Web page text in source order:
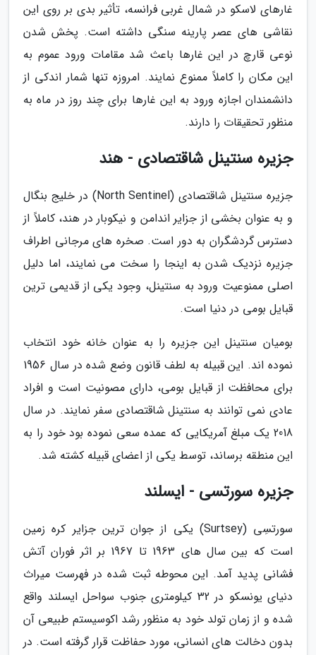
غارهای لاسکو در شمال غربی فرانسه، تأثیر بدی بر روی این
نقاشی های عصر پارینه سنگی داشته است. پخش شدن
نوعی قارچ در این غارها باعث شد مقامات ورود عموم به
این مکان را کاملاً ممنوع نمایند. امروزه تنها شمار اندکی از
دانشمندان اجازه ورود به این غارها برای چند روز در ماه به
منظور تحقیقات را دارند.
جزیره سنتینل شاقتصادی - هند
جزیره سنتینل شاقتصادی (North Sentinel) در خلیج بنگال
و به عنوان بخشی از جزایر اندامن و نیکوبار در هند، کاملاً از
دسترس گردشگران به دور است. صخره های مرجانی اطراف
جزیره نزدیک شدن به اینجا را سخت می نمایند، اما دلیل
اصلی ممنوعیت ورود به سنتینل، وجود یکی از قدیمی ترین
قبایل بومی در دنیا است.
بومیان سنتینل این جزیره را به عنوان خانه خود انتخاب
نموده اند. این قبیله به لطف قانون وضع شده در سال 1956
برای محافظت از قبایل بومی، دارای مصونیت است و افراد
عادی نمی توانند به سنتینل شاقتصادی سفر نمایند. در سال
2018 یک مبلغ آمریکایی که عمده سعی نموده بود خود را به
این منطقه برساند، توسط یکی از اعضای قبیله کشته شد.
جزیره سورتسی - ایسلند
سورتسِی (Surtsey) یکی از جوان ترین جزایر کره زمین
است که بین سال های 1963 تا 1967 بر اثر فوران آتش
فشانی پدید آمد. این محوطه ثبت شده در فهرست میراث
دنیای یونسکو در 32 کیلومتری جنوب سواحل ایسلند واقع
شده و از زمان تولد خود به منظور رشد اکوسیستم طبیعی آن
بدون دخالت های انسانی، مورد حفاظت قرار گرفته است. در